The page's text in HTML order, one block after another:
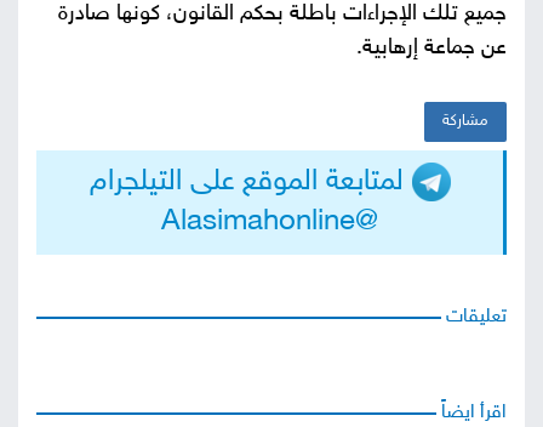
جميع تلك الإجراءات باطلة بحكم القانون، كونها صادرة
عن جماعة إرهابية.
مشاركة
لمتابعة الموقع على التيلجرام
@Alasimahonline
تعليقات
اقرأ ايضاً